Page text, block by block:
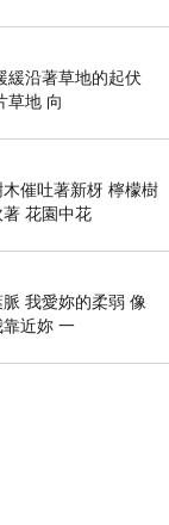
STORE
緩沿著草地的起伏
草地 向
催吐著新枒 檸檬樹
花園中花
我愛妳的柔弱 像
近妳 一